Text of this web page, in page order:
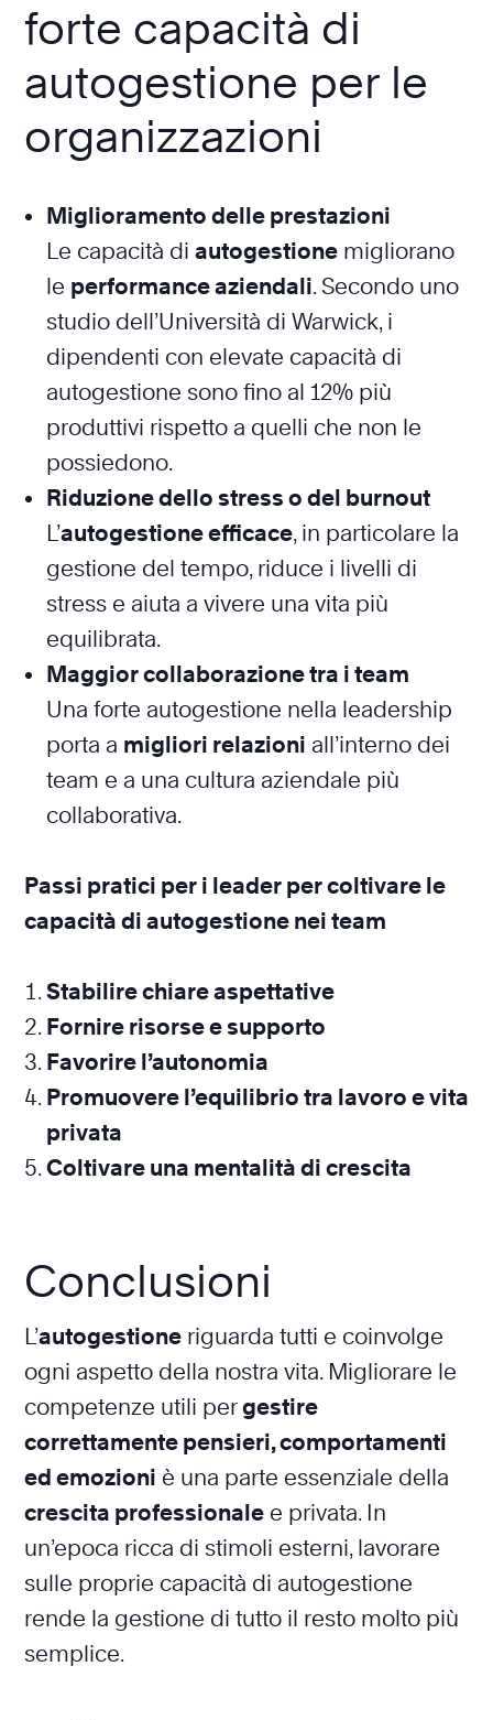
forte capacità di
autogestione per le
organizzazioni
Miglioramento delle prestazioni
Le capacità di autogestione migliorano
le performance aziendali. Secondo uno
studio dell’Università di Warwick, i
dipendenti con elevate capacità di
autogestione sono fino al 12% più
produttivi rispetto a quelli che non le
possiedono.
Riduzione dello stress o del burnout
L’autogestione efficace, in particolare la
gestione del tempo, riduce i livelli di
stress e aiuta a vivere una vita più
equilibrata.
Maggior collaborazione tra i team
Una forte autogestione nella leadership
porta a migliori relazioni all’interno dei
team e a una cultura aziendale più
collaborativa.
Passi pratici per i leader per coltivare le
capacità di autogestione nei team
Stabilire chiare aspettative
Fornire risorse e supporto
Favorire l’autonomia
Promuovere l’equilibrio tra lavoro e vita
privata
Coltivare una mentalità di crescita
Conclusioni
L’autogestione riguarda tutti e coinvolge
ogni aspetto della nostra vita. Migliorare le
competenze utili pergestire
correttamente pensieri, comportamenti
ed emozioni è una parte essenziale della
crescita professionale e privata. In
un’epoca ricca di stimoli esterni, lavorare
sulle proprie capacità di autogestione
rende la gestione di tutto il resto molto più
semplice.